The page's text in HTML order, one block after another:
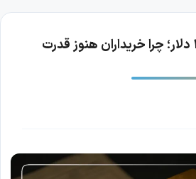
طلا در نزدیکی ۴۲۰۰ دلار؛ چرا خریداران هنوز قدرت